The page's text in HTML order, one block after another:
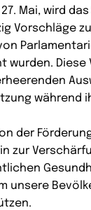
Mai, wird
Vorschläge
wurden. Diese
während
der
zur
unsere